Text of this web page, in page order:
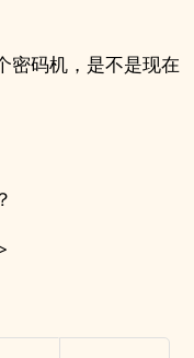
密码机，是不是现在